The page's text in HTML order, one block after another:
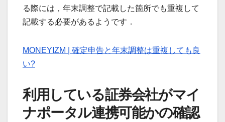
る際には，年末調整で記載した箇所でも重複して
記載する必要があるようです．
MONEYIZM | 確定申告と年末調整は重複しても良
い?
利用している証券会社がマイ
ナポータル連携可能かの確認